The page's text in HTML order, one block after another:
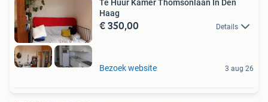
Te Huur Kamer Thomsonlaan In Den
Haag
€ 350,00 Details
Bezoek website 3 aug 26